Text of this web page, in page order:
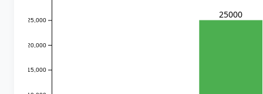
15,000
20,000
25,000
25000